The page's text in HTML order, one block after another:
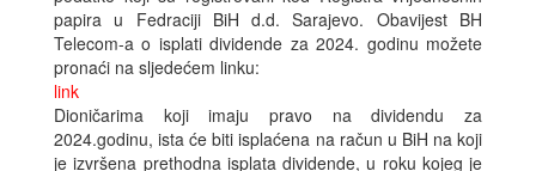
papira u Fedraciji BiH d.d. Sarajevo. Obavijest BH
Telecom-a o isplati dividende za 2024. godinu možete
pronaći na sljedećem linku:
link
Dioničarima koji imaju pravo na dividendu za
2024.godinu, ista će biti isplaćena na račun u BiH na koji
je izvršena prethodna isplata dividende, u roku kojeg je